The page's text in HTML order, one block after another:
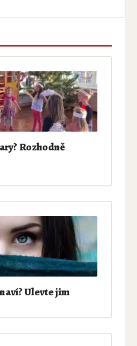
Rozhodně
Ulevte jim